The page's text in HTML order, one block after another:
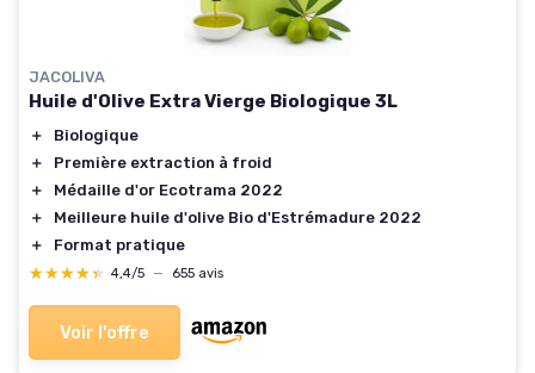
JACOLIVA
Huile d'Olive Extra Vierge Biologique 3L
＋
Biologique
＋
Première extraction à froid
＋
Médaille d'or Ecotrama 2022
＋
Meilleure huile d'olive Bio d'Estrémadure 2022
＋
Format pratique
★★★★★
★★★★★ 4,4/5 — 655 avis
Voir l'offre